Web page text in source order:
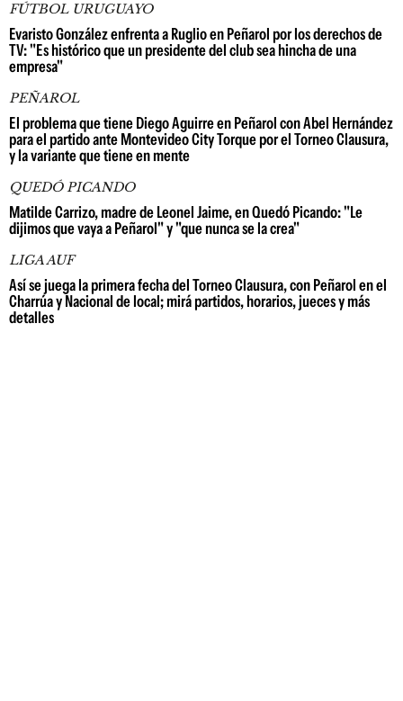
FÚTBOL URUGUAYO
Evaristo González enfrenta a Ruglio en Peñarol por los derechos de
TV: "Es histórico que un presidente del club sea hincha de una
empresa"
PEÑAROL
El problema que tiene Diego Aguirre en Peñarol con Abel Hernández
para el partido ante Montevideo City Torque por el Torneo Clausura,
y la variante que tiene en mente
QUEDÓ PICANDO
Matilde Carrizo, madre de Leonel Jaime, en Quedó Picando: "Le
dijimos que vaya a Peñarol" y "que nunca se la crea"
LIGA AUF
Así se juega la primera fecha del Torneo Clausura, con Peñarol en el
Charrúa y Nacional de local; mirá partidos, horarios, jueces y más
detalles